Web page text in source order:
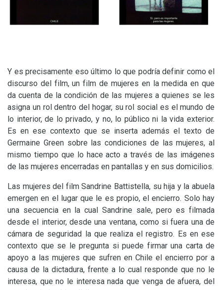
Y es precisamente eso último lo que podría definir como el
discurso del film, un film de mujeres en la medida en que
da cuenta de la condición de las mujeres a quienes se les
asigna un rol dentro del hogar, su rol social es el mundo de
lo interior, de lo privado, y no, lo público ni la vida exterior.
Es en ese contexto que se inserta además el texto de
Germaine Green sobre las condiciones de las mujeres, al
mismo tiempo que lo hace acto a través de las imágenes
de las mujeres encerradas en pantallas y en sus domicilios.
Las mujeres del film Sandrine Battistella, su hija y la abuela
emergen en el lugar que le es propio, el encierro. Solo hay
una secuencia en la cual Sandrine sale, pero es filmada
desde el interior, desde una ventana, como si fuera una de
cámara de seguridad la que realiza el registro. Es en ese
contexto que se le pregunta si puede firmar una carta de
apoyo a las mujeres que sufren en Chile el encierro por a
causa de la dictadura, frente a lo cual responde que no le
interesa, que no le interesa nada que venga de afuera, del